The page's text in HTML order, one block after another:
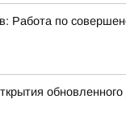
Работа по